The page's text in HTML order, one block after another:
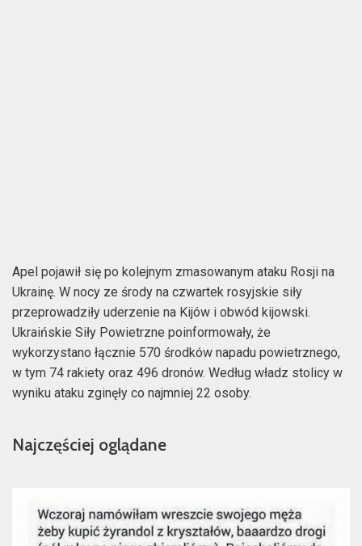
Apel pojawił się po kolejnym zmasowanym ataku Rosji na
Ukrainę. W nocy ze środy na czwartek rosyjskie siły
przeprowadziły uderzenie na Kijów i obwód kijowski.
Ukraińskie Siły Powietrzne poinformowały, że
wykorzystano łącznie 570 środków napadu powietrznego,
w tym 74 rakiety oraz 496 dronów. Według władz stolicy w
wyniku ataku zginęły co najmniej 22 osoby.
Najczęściej oglądane